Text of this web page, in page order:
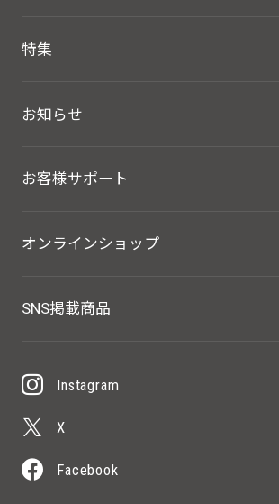
特集
お知らせ
お客様サポート
オンラインショップ
SNS掲載商品
Instagram
X
Facebook